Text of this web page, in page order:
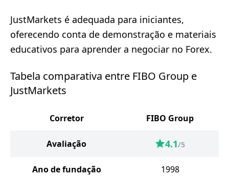
JustMarkets é adequada para iniciantes,
oferecendo conta de demonstração e materiais
educativos para aprender a negociar no Forex.
Tabela comparativa entre FIBO Group e
JustMarkets
Corretor FIBO Group
Avaliação 4.1/5
Ano de fundação 1998